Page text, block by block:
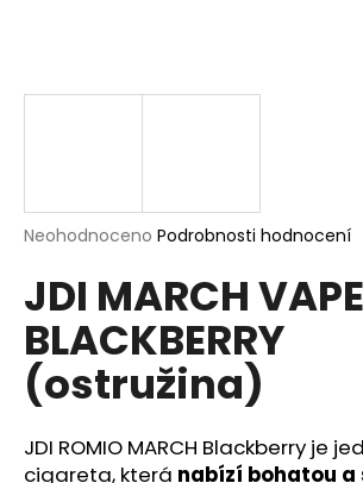
Průměrné
produktu
je
0,0
5
hvězdiček.
Neohodnoceno Podrobnosti hodnocení
JDI MARCH VAPE
BLACKBERRY
(ostružina)
JDI ROMIO MARCH Blackberry je
cigareta, která nabízí bohatou
í
D
o
o